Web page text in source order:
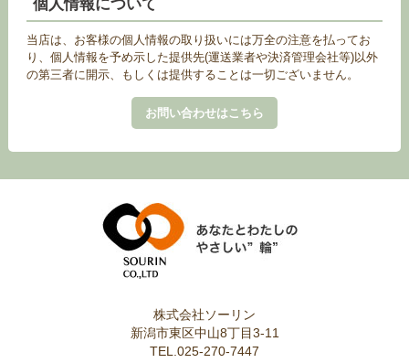
個人情報について
当店は、お客様の個人情報の取り扱いには万全の注意を払ってお
り、個人情報を予め示した提供先(運送業者や決済管理会社等)以外
の第三者に開示、もしくは提供することは一切ございません。
お問い合わせはこちら
株式会社ソーリン
新潟市東区中山8丁目3-11
TEL.025-270-7447